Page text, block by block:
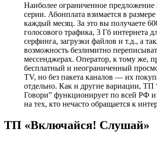
Наиболее ограниченное предложение
серии. Абонплата взимается в
каждый месяц. За это вы получаете
голосового трафика, 3 Гб интернета
серфинга, загрузки файлов и т.д., а
возможность безлимитно
мессенджерах. Оператор, к тому же,
бесплатный и неограниченный
TV, но без пакета каналов — их
отдельно. Как и другие вариации, ТП
Говори” функционирует по всей РФ и
на тех, кто нечасто обращается к
ТП «Включайся! Слушай»